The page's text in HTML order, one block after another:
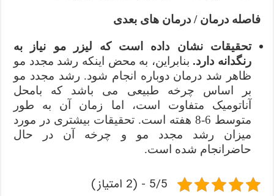
فاصله درمان / درمان های بعدی
تحقیقات نشان داده است که لیزر مو نیاز به
رنگدانه دارد.بنابراین، به محض اینکه رشد مجدد مو
ظاهر شد درمان دوباره انجام شود. رشد مجدد مو
بر اساس چرخه طبیعی می باشد که بامحل
آناتومیک متفاوت است، اما زمان آن به طور
متوسط 6-8 هفته است. تحقیقات بیشتری در مورد
میزان رشد مجدد مو و چرخه آن در حال
حاضرانجام شده است.
5/5 - (2 امتیاز)